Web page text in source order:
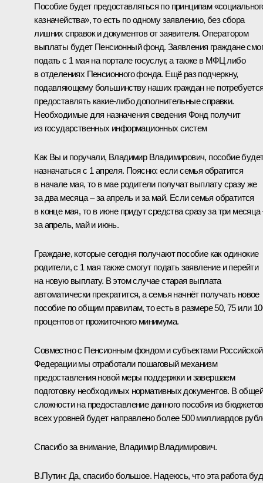
Пособие будет предоставляться по принципам
казначейства», то есть по одному заявлению, без сбора
лишних справок и документов от заявителя. Оператором
выплаты будет Пенсионный фонд. Заявления граждане
подать с 1 мая на портале госуслуг, а также в МФЦ либо
в отделениях Пенсионного фонда. Ещё раз подчеркну,
подавляющему большинству наших граждан не
предоставлять какие-либо дополнительные справки.
Необходимые для назначения сведения Фонд получит
из государственных информационных систем
Как Вы и поручали, Владимир Владимирович, пособие
назначаться с 1 апреля. Поясню: если семья обратится
в начале мая, то в мае родители получат выплату сразу же
за два месяца – за апрель и за май. Если семья обратится
в конце мая, то в июне придут средства сразу за три месяца
за апрель, май и июнь.
Граждане, которые сегодня получают пособие как одинокие
родители, с 1 мая также смогут подать заявление и перейти
на новую выплату. В этом случае старая выплата
автоматически прекратится, а семья начнёт получать новое
пособие по общим правилам, то есть в размере 50, 75 или
процентов от прожиточного минимума.
Совместно с Пенсионным фондом и субъектами Российской
Федерации мы отработали пошаговый механизм
предоставления новой меры поддержки и завершаем
подготовку необходимых нормативных документов. В общей
сложности на предоставление данного пособия из бюджетов
всех уровней будет направлено более 500 миллиардов
Спасибо за внимание, Владимир Владимирович.
В.Путин: Да, спасибо большое. Надеюсь, что эта работа